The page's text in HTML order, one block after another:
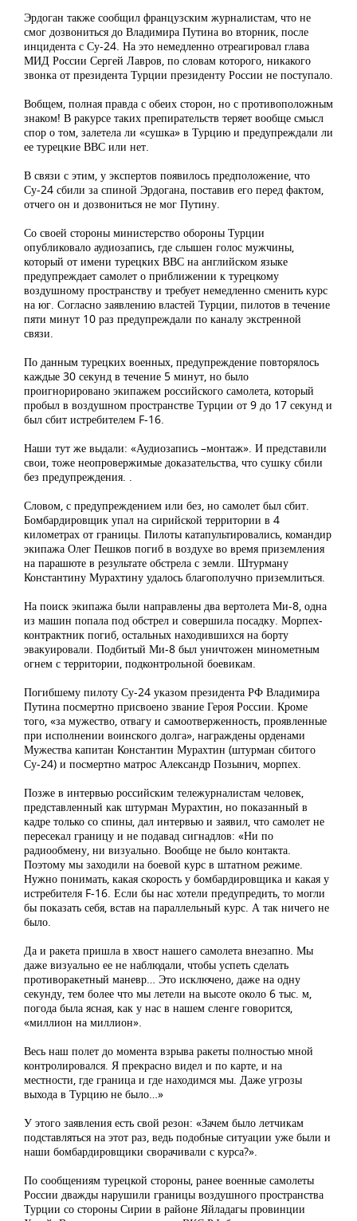
Эрдоган также сообщил французским журналистам, что не
смог дозвониться до Владимира Путина во вторник, после
инцидента с Су-24. На это немедленно отреагировал глава
МИД России Сергей Лавров, по словам которого, никакого
звонка от президента Турции президенту России не поступало.
Вобщем, полная правда с обеих сторон, но с противоположным
знаком! В ракурсе таких препирательств теряет вообще смысл
спор о том, залетела ли «сушка» в Турцию и предупреждали ли
ее турецкие ВВС или нет.
В связи с этим, у экспертов появилось предположение, что
Су-24 сбили за спиной Эрдогана, поставив его перед фактом,
отчего он и дозвониться не мог Путину.
Со своей стороны министерство обороны Турции
опубликовало аудиозапись, где слышен голос мужчины,
который от имени турецких ВВС на английском языке
предупреждает самолет о приближении к турецкому
воздушному пространству и требует немедленно сменить курс
на юг. Согласно заявлению властей Турции, пилотов в течение
пяти минут 10 раз предупреждали по каналу экстренной
связи.
По данным турецких военных, предупреждение повторялось
каждые 30 секунд в течение 5 минут, но было
проигнорировано экипажем российского самолета, который
пробыл в воздушном пространстве Турции от 9 до 17 секунд и
был сбит истребителем F-16.
Наши тут же выдали: «Аудиозапись –монтаж». И представили
свои, тоже неопровержимые доказательства, что сушку сбили
без предупреждения. .
Словом, с предупреждением или без, но самолет был сбит.
Бомбардировщик упал на сирийской территории в 4
километрах от границы. Пилоты катапультировались, командир
экипажа Олег Пешков погиб в воздухе во время приземления
на парашюте в результате обстрела с земли. Штурману
Константину Мурахтину удалось благополучно приземлиться.
На поиск экипажа были направлены два вертолета Ми-8, одна
из машин попала под обстрел и совершила посадку. Морпех-
контрактник погиб, остальных находившихся на борту
эвакуировали. Подбитый Ми-8 был уничтожен минометным
огнем с территории, подконтрольной боевикам.
Погибшему пилоту Су-24 указом президента РФ Владимира
Путина посмертно присвоено звание Героя России. Кроме
того, «за мужество, отвагу и самоотверженность, проявленные
при исполнении воинского долга», награждены орденами
Мужества капитан Константин Мурахтин (штурман сбитого
Су-24) и посмертно матрос Александр Позынич, морпех.
Позже в интервью российским тележурналистам человек,
представленный как штурман Мурахтин, но показанный в
кадре только со спины, дал интервью и заявил, что самолет не
пересекал границу и не подавад сигнадлов: «Ни по
радиообмену, ни визуально. Вообще не было контакта.
Поэтому мы заходили на боевой курс в штатном режиме.
Нужно понимать, какая скорость у бомбардировщика и какая у
истребителя F-16. Если бы нас хотели предупредить, то могли
бы показать себя, встав на параллельный курс. А так ничего не
было.
Да и ракета пришла в хвост нашего самолета внезапно. Мы
даже визуально ее не наблюдали, чтобы успеть сделать
противоракетный маневр… Это исключено, даже на одну
секунду, тем более что мы летели на высоте около 6 тыс. м,
погода была ясная, как у нас в нашем сленге говорится,
«миллион на миллион».
Весь наш полет до момента взрыва ракеты полностью мной
контролировался. Я прекрасно видел и по карте, и на
местности, где граница и где находимся мы. Даже угрозы
выхода в Турцию не было…»
У этого заявления есть свой резон: «Зачем было летчикам
подставляться на этот раз, ведь подобные ситуации уже были и
наши бомбардировщики сворачивали с курса?».
По сообщениям турецкой стороны, ранее военные самолеты
России дважды нарушили границы воздушного пространства
Турции со стороны Сирии в районе Яйладагы провинции